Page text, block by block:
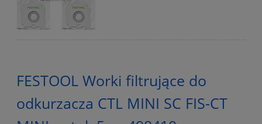
FESTOOL Worki filtrujące do
odkurzacza CTL MINI SC FIS-CT